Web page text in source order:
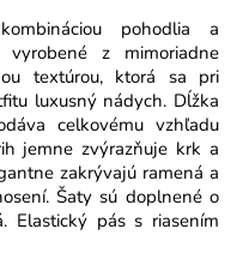
pohodlia a
vyrobené z mimoriadne
textúrou, ktorá sa pri
luxusný nádych. Dĺžka
celkovému vzhľadu
jemne zvýrazňuje krk a
zakrývajú ramená a
Šaty sú doplnené o
Elastický pás s riasením